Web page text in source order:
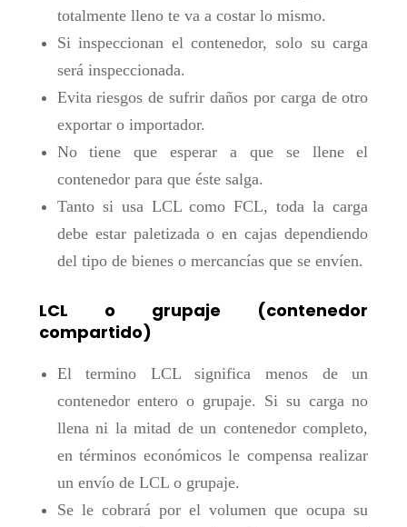
totalmente lleno te va a costar lo mismo.
Si inspeccionan el contenedor, solo su carga
será inspeccionada.
Evita riesgos de sufrir daños por carga de otro
exportar o importador.
No tiene que esperar a que se llene el
contenedor para que éste salga.
Tanto si usa LCL como FCL, toda la carga
debe estar paletizada o en cajas dependiendo
del tipo de bienes o mercancías que se envíen.
LCL o grupaje
(contenedor
compartido)
El termino LCL significa menos de un
contenedor entero o grupaje. Si su carga no
llena ni la mitad de un contenedor completo,
en términos económicos le compensa realizar
un envío de LCL o grupaje.
Se le cobrará por el volumen que ocupa su